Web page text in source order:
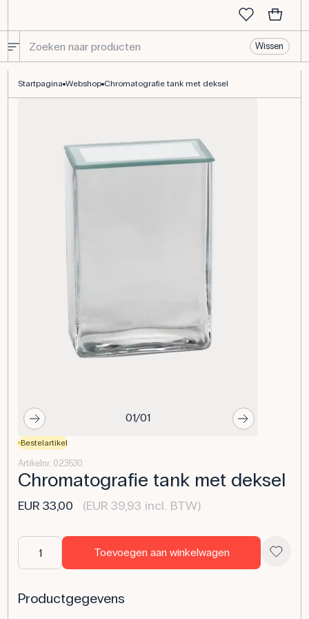
Wissen
Startpagina Webshop Chromatografie tank met deksel
01/01
Bestelartikel
Artikelnr. 023530
Chromatografie tank met deksel
EUR 33,00 (EUR 39,93 incl. BTW)
Toevoegen aan winkelwagen
Productgegevens